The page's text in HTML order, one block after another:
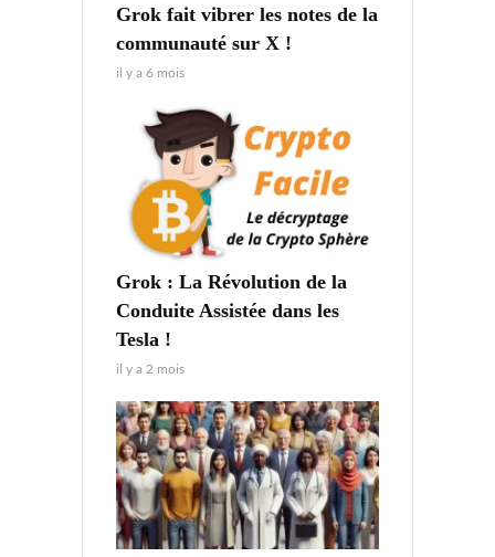
Grok fait vibrer les notes de la
communauté sur X !
il y a 6 mois
Grok : La Révolution de la
Conduite Assistée dans les
Tesla !
il y a 2 mois